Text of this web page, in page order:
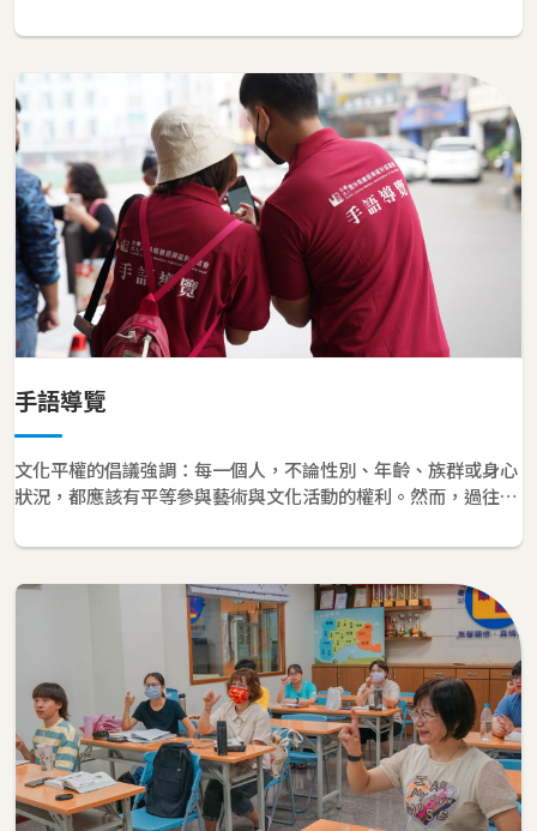
手語導覽
文化平權的倡議強調：每一個人，不論性別、年齡、族群或身心
狀況，都應該有平等參與藝術與文化活動的權利。然而，過往導
破這道隔閡，